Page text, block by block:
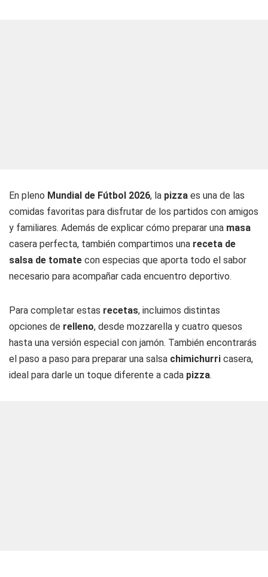
En pleno Mundial de Fútbol 2026, la pizza es una de las
comidas favoritas para disfrutar de los partidos con amigos
y familiares. Además de explicar cómo preparar una masa
casera perfecta, también compartimos una receta de
salsa de tomate con especias que aporta todo el sabor
necesario para acompañar cada encuentro deportivo.
Para completar estas recetas, incluimos distintas
opciones de relleno, desde mozzarella y cuatro quesos
hasta una versión especial con jamón. También encontrarás
el paso a paso para preparar una salsa chimichurri casera,
ideal para darle un toque diferente a cada pizza.